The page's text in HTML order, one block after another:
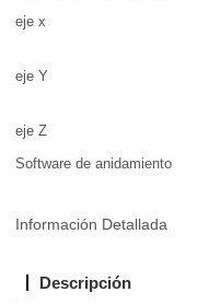
eje x
eje Y
eje Z
Software de anidamiento
Información Detallada
Descripción